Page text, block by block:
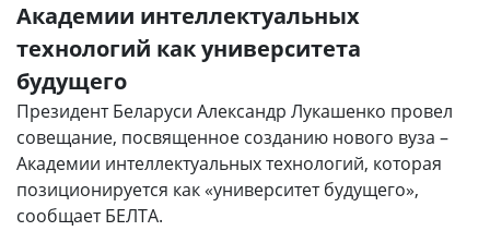
Академии интеллектуальных
технологий как университета
будущего
Президент Беларуси Александр Лукашенко провел
совещание, посвященное созданию нового вуза –
Академии интеллектуальных технологий, которая
позиционируется как «университет будущего»,
сообщает БЕЛТА.